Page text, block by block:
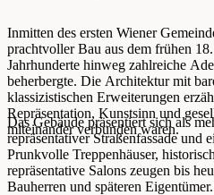
Inmitten des ersten Wiener
prachtvoller Bau aus dem frühen
Jahrhunderte hinweg zahlreiche
beherbergte. Die Architektur mit
klassizistischen Erweiterungen
Repräsentation, Kunstsinn und
miteinander verbunden waren.
Das Gebäude präsentiert sich als
repräsentativer Straßenfassade und
Prunkvolle Treppenhäuser,
repräsentative Salons zeugen bis
Bauherren und späteren Eigentümer.